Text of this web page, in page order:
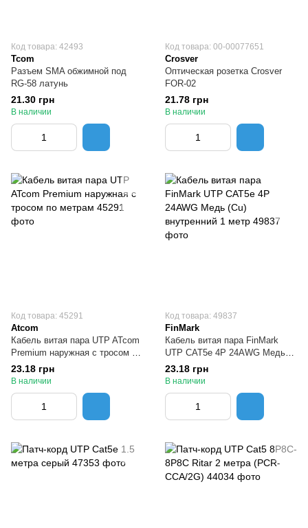
Код товара: 42493
Tcom
Разъем SMA обжимной под
RG-58 латунь
21.30 грн
В наличии
Код товара: 00-00077651
Crosver
Оптическая розетка Crosver
FOR-02
21.78 грн
В наличии
Код товара: 45291
Atcom
Кабель витая пара UTP ATcom
Premium наружная с тросом по
метрам
23.18 грн
В наличии
Код товара: 49837
FinMark
Кабель витая пара FinMark
UTP CAT5e 4P 24AWG Медь
(Cu) внутренний 1 метр
23.18 грн
В наличии